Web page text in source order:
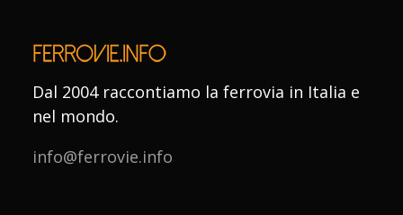
Dal 2004 raccontiamo la ferrovia in Italia e
nel mondo.
info@ferrovie.info